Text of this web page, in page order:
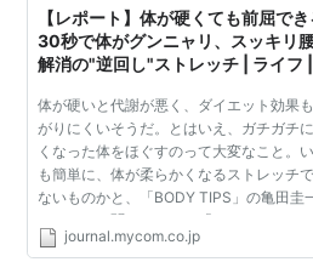
【レポート】体が硬くても前屈で
30秒で体がグンニャリ、スッキリ
解消の"逆回し"ストレッチ | ライフ |
体が硬いと代謝が悪く、ダイエット効果
がりにくいそうだ。とはいえ、ガチガチ
くなった体をほぐすのって大変なこと。
も簡単に、体が柔らかくなるストレッチ
ないものかと、「BODY TIPS」の亀田圭
レーナーに聞いてみた。「ありますよ。
でグニャリとなります」とうれしい返事が
journal.mycom.co.jp